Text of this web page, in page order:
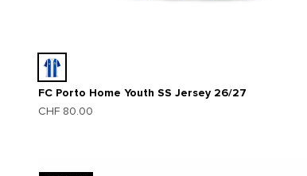
FC Porto Home Youth SS Jersey 26/27
Prix de vente
CHF 80.00